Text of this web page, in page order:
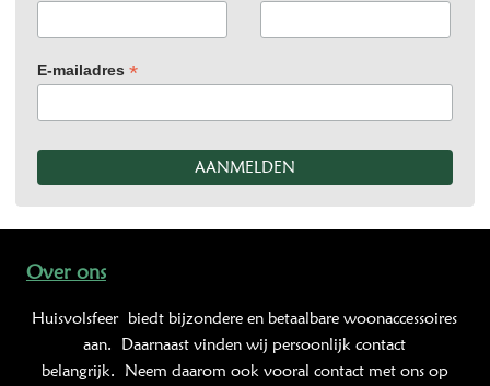
E-mailadres *
Over ons
Huisvolsfeer biedt bijzondere en betaalbare woonaccessoires
aan. Daarnaast vinden wij persoonlijk contact
belangrijk. Neem daarom ook vooral contact met ons op